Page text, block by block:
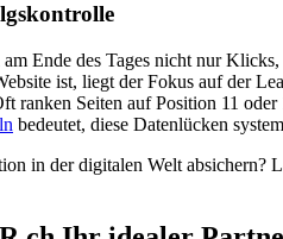
Ende des Tages nicht nur
ist, liegt der Fokus auf der
ranken Seiten auf Position 11
bedeutet, diese Datenlücken
in der digitalen Welt absichern?